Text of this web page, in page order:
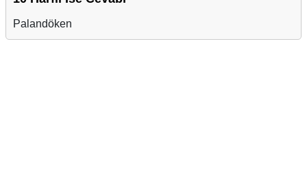
Palandöken